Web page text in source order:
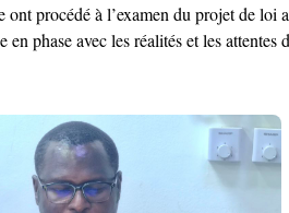
procédé à l’examen du projet de
phase avec les réalités et les